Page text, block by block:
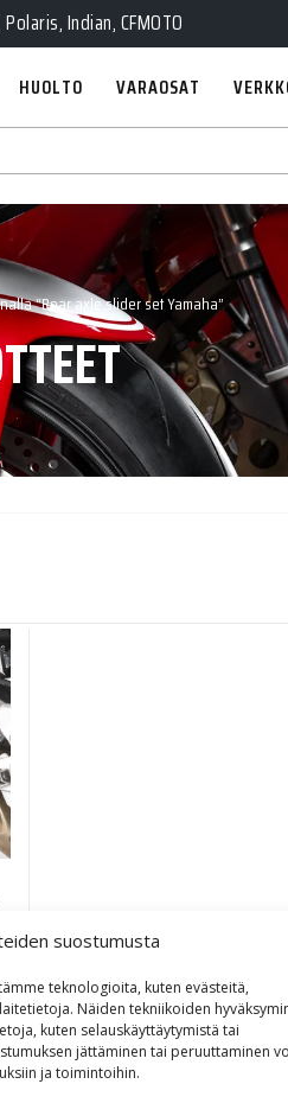
suostumusta
teknologioita, kuten evästeitä,
Näiden tekniikoiden
kuten selauskäyttäytymistä tai
jättäminen tai peruuttaminen
ja toimintoihin.
Indian, CFMOTO
HUOLTO VARAOSAT
“Rear axle slider set Yamaha”